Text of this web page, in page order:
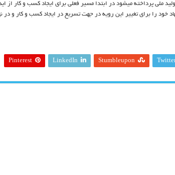
ملی پرداخته میشود در ابتدا مسیر فعلی برای ایجاد کسب و کار از
خود را برای تغییر این رویه در جهت تسریع در ایجاد کسب و کار و در
Stumbleupon
LinkedIn
Pinterest